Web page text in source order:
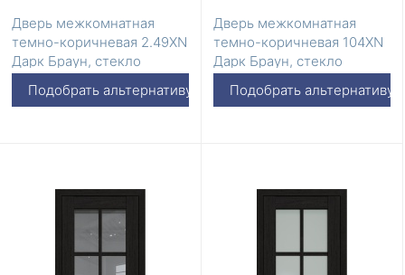
Дверь межкомнатная
темно-коричневая 2.49XN
Дарк Браун, стекло
Подобрать альтернативу
Дверь межкомнатная
темно-коричневая 104XN
Дарк Браун, стекло
Подобрать альтернативу